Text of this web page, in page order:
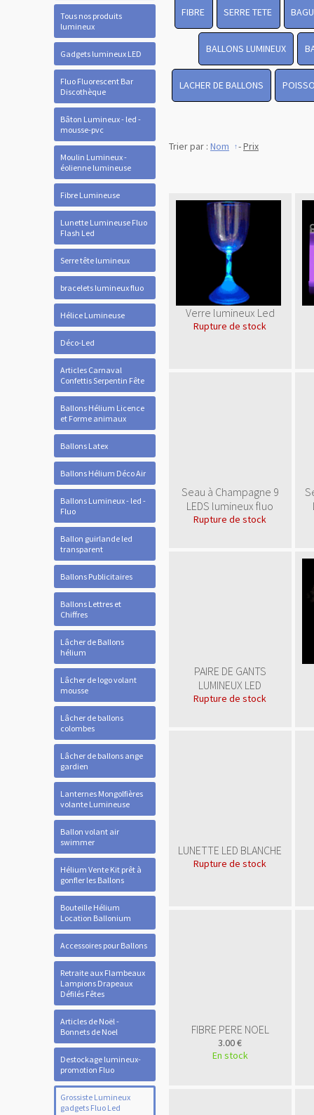
Tous nos produits
lumineux
Gadgets lumineux LED
Fluo Fluorescent Bar
Discothèque
Bâton Lumineux - led -
mousse-pvc
Moulin Lumineux -
éolienne lumineuse
Fibre Lumineuse
Lunette Lumineuse Fluo
Flash Led
Serre tête lumineux
bracelets lumineux fluo
Hélice Lumineuse
Déco-Led
Articles Carnaval
Confettis Serpentin Fête
Ballons Hélium Licence
et Forme animaux
Ballons Latex
Ballons Hélium Déco Air
Ballons Lumineux - led -
Fluo
Ballon guirlande led
transparent
Ballons Publicitaires
Ballons Lettres et
Chiffres
Lâcher de Ballons
hélium
Lâcher de logo volant
mousse
Lâcher de ballons
colombes
Lâcher de ballons ange
gardien
Lanternes Mongolfières
volante Lumineuse
Ballon volant air
swimmer
Hélium Vente Kit prêt à
gonfler les Ballons
Bouteille Hélium
Location Ballonium
Accessoires pour Ballons
Retraite aux Flambeaux
Lampions Drapeaux
Défilés Fêtes
Articles de Noël -
Bonnets de Noel
Destockage lumineux-
promotion Fluo
Grossiste Lumineux
gadgets Fluo Led
FIBRE SERRE TETE
BALLONS LUMINEUX
LACHER DE BALLONS
Trier par : Nom -Prix
Verre lumineux Led
Rupture de stock
Seau à Champagne 9
LEDS lumineux fluo
Rupture de stock
PAIRE DE GANTS
LUMINEUX LED
Rupture de stock
LUNETTE LED BLANCHE
Rupture de stock
FIBRE PERE NOEL
3.00 €
En stock